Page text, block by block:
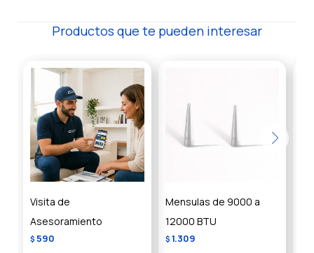
Productos que te pueden interesar
Visita de
Asesoramiento
$ 590
Mensulas de 9000 a
12000 BTU
$ 1.309